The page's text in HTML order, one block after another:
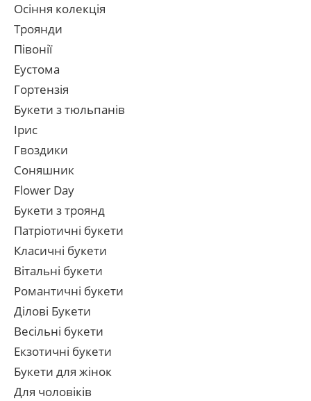
Осіння колекція
Троянди
Півонії
Еустома
Гортензія
Букети з тюльпанів
Ірис
Гвоздики
Соняшник
Flower Day
Букети з троянд
Патріотичні букети
Класичні букети
Вітальні букети
Романтичні букети
Ділові Букети
Весільні букети
Екзотичні букети
Букети для жінок
Для чоловіків